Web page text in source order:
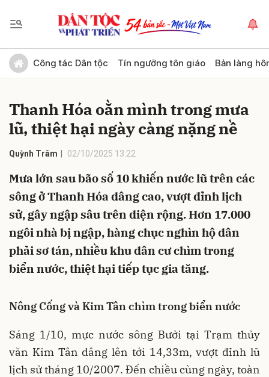
Công tác Dân tộc Tín ngưỡng tôn giáo Bản làng
Thanh Hóa oằn mình trong mưa
lũ, thiệt hại ngày càng nặng nề
Quỳnh Trâm 02/10/2025 13:22
Mưa lớn sau bão số 10 khiến nước lũ trên các
sông ở Thanh Hóa dâng cao, vượt đỉnh lịch
sử, gây ngập sâu trên diện rộng. Hơn 17.000
ngôi nhà bị ngập, hàng chục nghìn hộ dân
phải sơ tán, nhiều khu dân cư chìm trong
biển nước, thiệt hại tiếp tục gia tăng.
Nông Cống và Kim Tân chìm trong biển nước
Sáng 1/10, mực nước sông Bưởi tại Trạm thủy
văn Kim Tân dâng lên tới 14,33m, vượt đỉnh lũ
lịch sử tháng 10/2007. Đến chiều cùng ngày, toàn
Gửi bình luận
Hủy Gửi